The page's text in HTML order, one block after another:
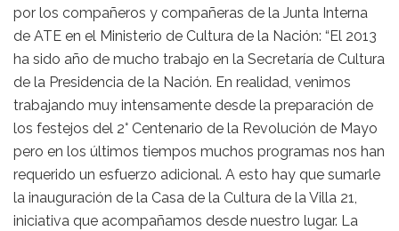
por los compañeros y compañeras de la Junta Interna
de ATE en el Ministerio de Cultura de la Nación: “El 2013
ha sido año de mucho trabajo en la Secretaría de Cultura
de la Presidencia de la Nación. En realidad, venimos
trabajando muy intensamente desde la preparación de
los festejos del 2° Centenario de la Revolución de Mayo
pero en los últimos tiempos muchos programas nos han
requerido un esfuerzo adicional. A esto hay que sumarle
la inauguración de la Casa de la Cultura de la Villa 21,
iniciativa que acompañamos desde nuestro lugar. La